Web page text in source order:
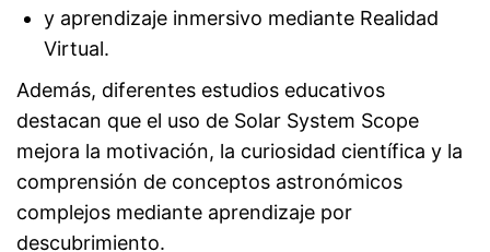
y aprendizaje inmersivo mediante Realidad
Virtual.
Además, diferentes estudios educativos
destacan que el uso de Solar System Scope
mejora la motivación, la curiosidad científica y la
comprensión de conceptos astronómicos
complejos mediante aprendizaje por
descubrimiento.